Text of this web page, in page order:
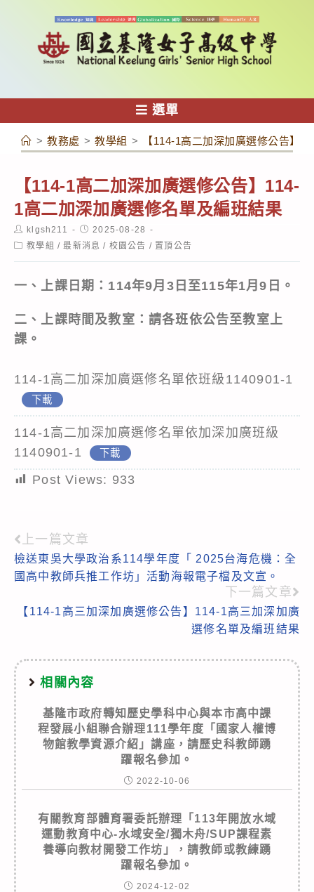
容
選單
> 教務處 > 教學組 > 【114-1高二加深加廣選修公告】
【114-1高二加深加廣選修公告】114-
1高二加深加廣選修名單及編班結果
Post
author:
klgsh211
Post
published:
2025-08-28
Post教學組 / 最新消息 / 校園公告 / 置頂公告
一、上課日期： 114年9月 3 日至115年1月9 日。
二、上課時間及教室：請各班依公告至教室上
課。
114-1高二加深加廣選修名單依班級1140901-1
下載
114-1高二加深加廣選修名單依加深加廣班級
1140901-1
下載
Post Views: 933
Read
more
上一篇文章
檢送東吳大學政治系114學年度「 2025台海危機：全
國高中教師兵推工作坊」活動海報電子檔及文宣。
下一篇文章
【114-1高三加深加廣選修公告】114-1高三加深加廣
選修名單及編班結果
相關內容
基隆市政府轉知歷史學科中心與本市高中課
程發展小組聯合辦理111學年度「國家人權博
物館教學資源介紹」講座，請歷史科教師踴
躍報名參加。
2022-10-06
有關教育部體育署委託辦理「113年開放水域
運動教育中心-水域安全/獨木舟/SUP課程素
養導向教材開發工作坊」，請教師或教練踴
躍報名參加。
2024-12-02